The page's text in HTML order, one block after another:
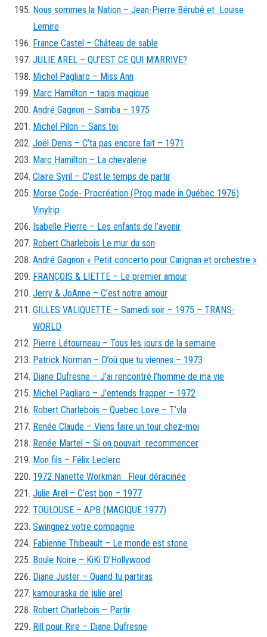
Nous sommes la Nation – Jean-Pierre Bérubé et Louise
Lemire
France Castel – Château de sable
JULIE AREL – QU’EST CE QUI M’ARRIVE?
Michel Pagliaro – Miss Ann
Marc Hamilton – tapis magique
André Gagnon – Samba – 1975
Michel Pilon – Sans toi
Joël Denis – C’ta pas encore fait – 1971
Marc Hamilton – La chevalerie
Claire Syril – C’est le temps de partir
Morse Code- Procréation (Prog made in Québec 1976)
Vinylrip
Isabelle Pierre – Les enfants de l’avenir
Robert Charlebois Le mur du son
André Gagnon « Petit concerto pour Carignan et orchestre »
FRANÇOIS & LIETTE – Le premier amour
Jerry & JoAnne – C’est notre amour
GILLES VALIQUETTE – Samedi soir – 1975 – TRANS-
WORLD
Pierre Létourneau – Tous les jours de la semaine
Patrick Norman – D’où que tu viennes – 1973
Diane Dufresne – J’ai rencontré l’homme de ma vie
Michel Pagliaro – J’entends frapper – 1972
Robert Charlebois – Quebec Love – T’vla
Renée Claude – Viens faire un tour chez-moi
Renée Martel – Si on pouvait recommencer
Mon fils – Félix Leclerc
1972 Nanette Workman Fleur déracinée
Julie Arel – C’est bon – 1977
TOULOUSE – APB (MAGIQUE 1977)
Swingnez votre compagnie
Fabienne Thibeault – Le monde est stone
Boule Noire – KiKi D’Hollywood
Diane Juster – Quand tu partiras
kamouraska de julie arel
Robert Charlebois – Partir
Rill pour Rire – Diane Dufresne